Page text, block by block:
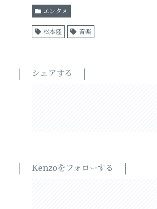
エンタメ
松本隆 音楽
シェアする
Kenzoをフォローする